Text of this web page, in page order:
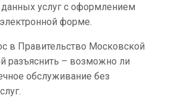
данных услуг с оформлением
форме.
в Правительство Московской
разъяснить – возможно ли
обслуживание без